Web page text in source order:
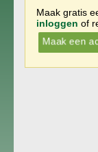
Maak gratis
inloggen of
Maak een